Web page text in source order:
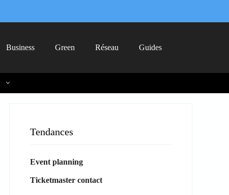
Business Green Réseau Guides
Tendances
Event planning
Ticketmaster contact